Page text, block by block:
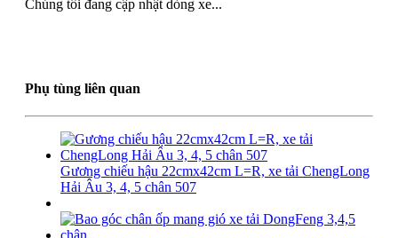
Chúng tôi đang cập nhật dòng xe...
Phụ tùng liên quan
Gương chiếu hậu 22cmx42cm L=R, xe tải ChengLong
Hải Âu 3, 4, 5 chân 507